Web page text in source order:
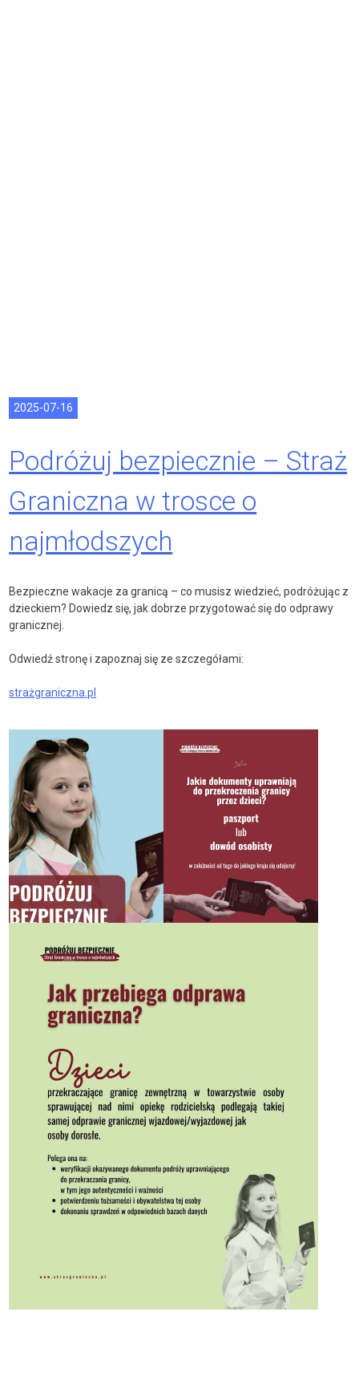
2025-07-16
Podróżuj bezpiecznie – Straż
Graniczna w trosce o
najmłodszych
Bezpieczne wakacje za granicą – co musisz wiedzieć, podróżując z
dzieckiem? Dowiedz się, jak dobrze przygotować się do odprawy
granicznej.
Odwiedź stronę i zapoznaj się ze szczegółami:
strażgraniczna.pl